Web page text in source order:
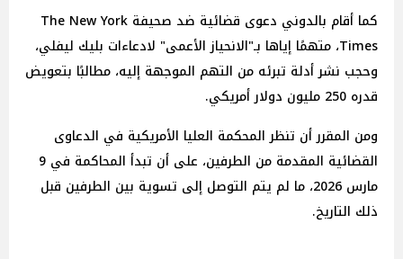
كما أقام بالدوني دعوى قضائية ضد صحيفة The New York
Times، متهمًا إياها بـ"الانحياز الأعمى" لادعاءات بليك ليفلي،
وحجب نشر أدلة تبرئه من التهم الموجهة إليه، مطالبًا بتعويض
قدره 250 مليون دولار أمريكي.
ومن المقرر أن تنظر المحكمة العليا الأمريكية في الدعاوى
القضائية المقدمة من الطرفين، على أن تبدأ المحاكمة في 9
مارس 2026، ما لم يتم التوصل إلى تسوية بين الطرفين قبل
ذلك التاريخ.